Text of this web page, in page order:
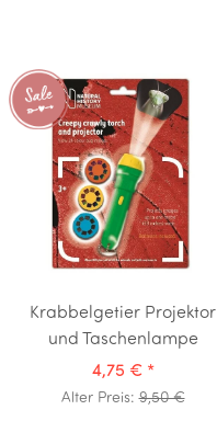
Krabbelgetier Projektor
und Taschenlampe
4,75 € *
Alter Preis:9,50 €